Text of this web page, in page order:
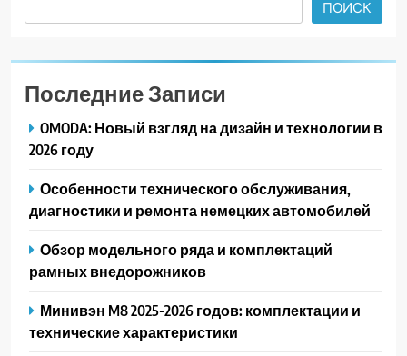
ПОИСК
Последние Записи
OMODA: Новый взгляд на дизайн и технологии в
2026 году
Особенности технического обслуживания,
диагностики и ремонта немецких автомобилей
Обзор модельного ряда и комплектаций
рамных внедорожников
Минивэн M8 2025-2026 годов: комплектации и
технические характеристики